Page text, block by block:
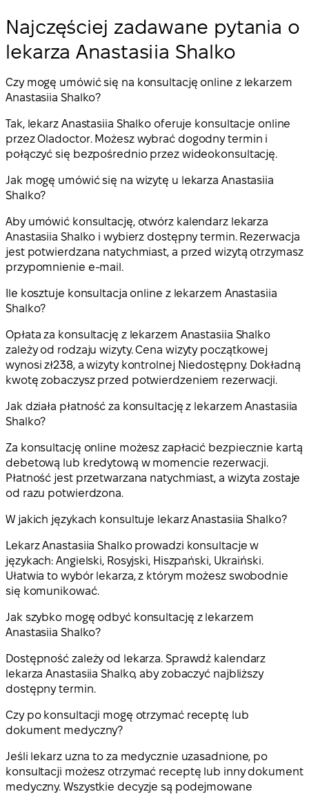
Najczęściej zadawane pytania o
lekarza Anastasiia Shalko
Czy mogę umówić się na konsultację online z lekarzem
Anastasiia Shalko?
Tak, lekarz Anastasiia Shalko oferuje konsultacje online
przez Oladoctor. Możesz wybrać dogodny termin i
połączyć się bezpośrednio przez wideokonsultację.
Jak mogę umówić się na wizytę u lekarza Anastasiia
Shalko?
Aby umówić konsultację, otwórz kalendarz lekarza
Anastasiia Shalko i wybierz dostępny termin. Rezerwacja
jest potwierdzana natychmiast, a przed wizytą otrzymasz
przypomnienie e-mail.
Ile kosztuje konsultacja online z lekarzem Anastasiia
Shalko?
Opłata za konsultację z lekarzem Anastasiia Shalko
zależy od rodzaju wizyty. Cena wizyty początkowej
wynosi zł238, a wizyty kontrolnej Niedostępny. Dokładną
kwotę zobaczysz przed potwierdzeniem rezerwacji.
Jak działa płatność za konsultację z lekarzem Anastasiia
Shalko?
Za konsultację online możesz zapłacić bezpiecznie kartą
debetową lub kredytową w momencie rezerwacji.
Płatność jest przetwarzana natychmiast, a wizyta zostaje
od razu potwierdzona.
W jakich językach konsultuje lekarz Anastasiia Shalko?
Lekarz Anastasiia Shalko prowadzi konsultacje w
językach: Angielski, Rosyjski, Hiszpański, Ukraiński.
Ułatwia to wybór lekarza, z którym możesz swobodnie
się komunikować.
Jak szybko mogę odbyć konsultację z lekarzem
Anastasiia Shalko?
Dostępność zależy od lekarza. Sprawdź kalendarz
lekarza Anastasiia Shalko, aby zobaczyć najbliższy
dostępny termin.
Czy po konsultacji mogę otrzymać receptę lub
dokument medyczny?
Jeśli lekarz uzna to za medycznie uzasadnione, po
konsultacji możesz otrzymać receptę lub inny dokument
medyczny. Wszystkie decyzje są podejmowane